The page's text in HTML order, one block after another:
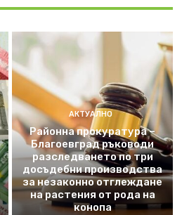
АКТУАЛНО
Районна прокуратура –
Благоевград ръководи
разследването по три
досъдебни производства
за незаконно отглеждане
на растения от рода на
конопа